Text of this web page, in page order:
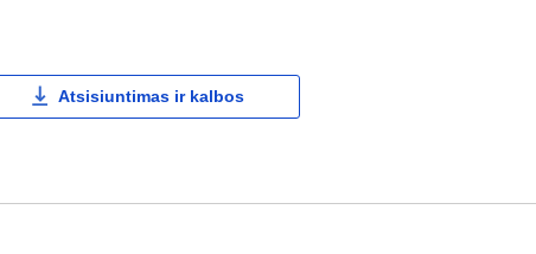
Atsisiuntimas ir kalbos